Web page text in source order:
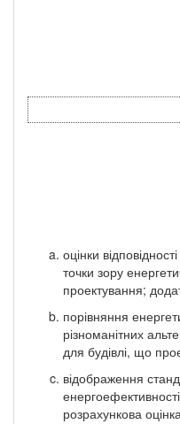
оцінки
точки зору
проектування;
порівняння
різноманітних
для будівлі, що
відображення
розрахункова